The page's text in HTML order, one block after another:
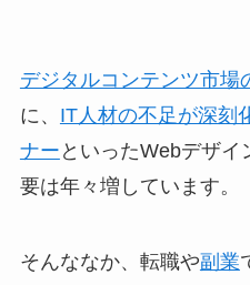
デジタルコンテンツ市場
に、 IT人材の不足が深刻
ナー といったWebデザ
要は年々増しています。
そんななか、転職や副業